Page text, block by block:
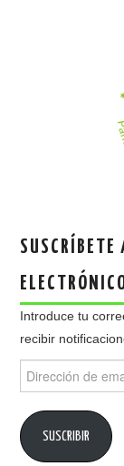
SUSCRÍBETE
Introduce tu
recibir
de
SUSCRIBIR